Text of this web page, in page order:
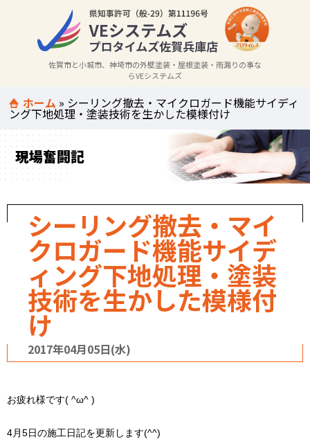
佐賀市と小城市、神埼市の外壁塗装・屋根塗装・雨漏りの事な
らVEシステムズ
ホーム » シーリング撤去・マイクロガード機能サイディ
ング下地処理・塗装技術を生かした模様付け
現場奮闘記
シーリング撤去・マイ
クロガード機能サイデ
ィング下地処理・塗装
技術を生かした模様付
け
2017年04月05日(水)
お疲れ様です( ^ω^ )
4月5日の施工日記を更新します(^^)